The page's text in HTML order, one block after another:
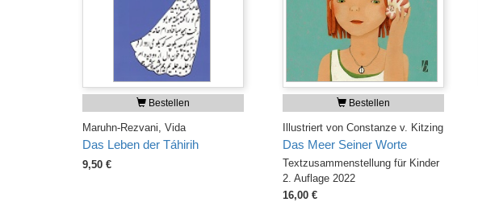
Bestellen
Maruhn-Rezvani, Vida
Das Leben der Táhirih
9,50 €
Bestellen
Illustriert von Constanze v. Kitzing
Das Meer Seiner Worte
Textzusammenstellung für Kinder
2. Auflage 2022
16,00 €